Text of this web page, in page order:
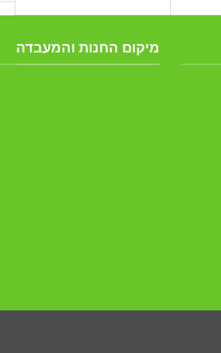
מיקום החנות והמעבדה